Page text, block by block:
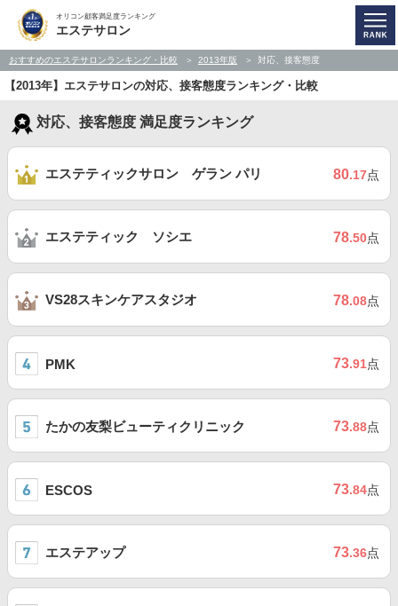
オリコン顧客満足度ランキング
エステサロン
おすすめのエステサロンランキング・比較 2013年版 対応、接客態度
【2013年】エステサロンの対応、接客態度ランキング・比較
対応、接客態度 満足度ランキング
エステティックサロン ゲラン パリ 80.17点
エステティック ソシエ 78.50点
VS28スキンケアスタジオ 78.08点
PMK 73.91点
たかの友梨ビューティクリニック 73.88点
ESCOS 73.84点
エステアップ 73.36点